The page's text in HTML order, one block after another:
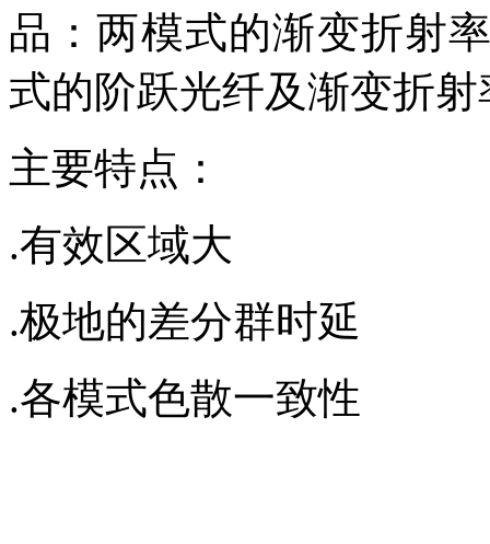
品：两模式的渐变折射
式的阶跃光纤及渐变折
主要特点：
.有效区域大
.极地的差分群时延
.各模式色散一致性